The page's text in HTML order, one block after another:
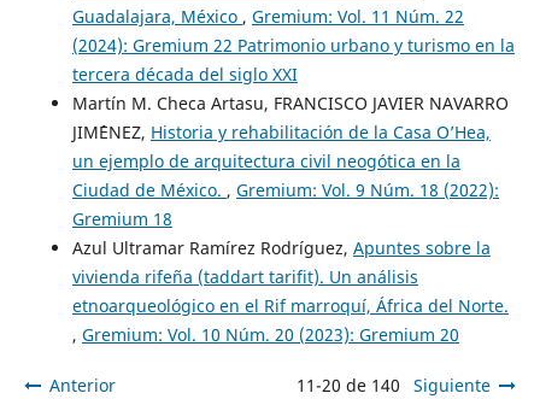
Guadalajara, México , Gremium: Vol. 11 Núm. 22
(2024): Gremium 22 Patrimonio urbano y turismo en la
tercera década del siglo XXI
Martín M. Checa Artasu, FRANCISCO JAVIER NAVARRO
JIM´´ENEZ, Historia y rehabilitación de la Casa O’Hea,
un ejemplo de arquitectura civil neogótica en la
Ciudad de México. , Gremium: Vol. 9 Núm. 18 (2022):
Gremium 18
Azul Ultramar Ramírez Rodríguez, Apuntes sobre la
vivienda rifeña (taddart tarifit). Un análisis
etnoarqueológico en el Rif marroquí, África del Norte.
, Gremium: Vol. 10 Núm. 20 (2023): Gremium 20
Anterior 11-20 de 140 Siguiente